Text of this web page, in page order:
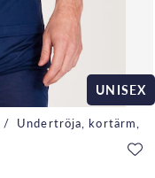
UNISEX
Undertröja, kortärm,